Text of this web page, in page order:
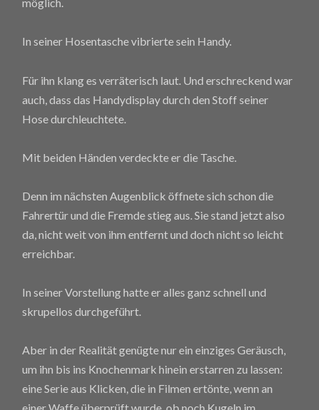
In seiner Hosentasche vibrierte sein Handy.
Für ihn klang es verräterisch laut. Und erschreckend war
auch, dass das Handydisplay durch den Stoff seiner
Hose durchleuchtete.
Mit beiden Händen verdeckte er die Tasche.
Denn im nächsten Augenblick öffnete sich schon die
Fahrertür und die Fremde stieg aus. Sie stand jetzt also
da, nicht weit von ihm entfernt und doch nicht so leicht
erreichbar.
In seiner Vorstellung hatte er alles ganz schnell und
skrupellos durchgeführt.
Aber in der Realität genügte nur ein einziges Geräusch,
um ihn bis ins Knochenmark hinein erstarren zu lassen:
eine Serie aus Klicken, die in Filmen ertönte, wenn an